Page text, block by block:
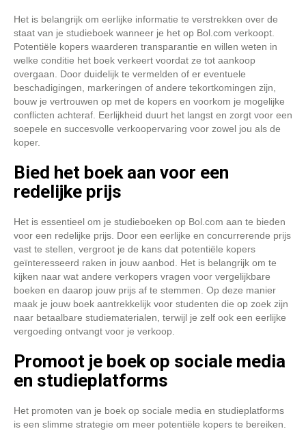
Het is belangrijk om eerlijke informatie te verstrekken over de
staat van je studieboek wanneer je het op Bol.com verkoopt.
Potentiële kopers waarderen transparantie en willen weten in
welke conditie het boek verkeert voordat ze tot aankoop
overgaan. Door duidelijk te vermelden of er eventuele
beschadigingen, markeringen of andere tekortkomingen zijn,
bouw je vertrouwen op met de kopers en voorkom je mogelijke
conflicten achteraf. Eerlijkheid duurt het langst en zorgt voor een
soepele en succesvolle verkoopervaring voor zowel jou als de
koper.
Bied het boek aan voor een
redelijke prijs
Het is essentieel om je studieboeken op Bol.com aan te bieden
voor een redelijke prijs. Door een eerlijke en concurrerende prijs
vast te stellen, vergroot je de kans dat potentiële kopers
geïnteresseerd raken in jouw aanbod. Het is belangrijk om te
kijken naar wat andere verkopers vragen voor vergelijkbare
boeken en daarop jouw prijs af te stemmen. Op deze manier
maak je jouw boek aantrekkelijk voor studenten die op zoek zijn
naar betaalbare studiematerialen, terwijl je zelf ook een eerlijke
vergoeding ontvangt voor je verkoop.
Promoot je boek op sociale media
en studieplatforms
Het promoten van je boek op sociale media en studieplatforms
is een slimme strategie om meer potentiële kopers te bereiken.